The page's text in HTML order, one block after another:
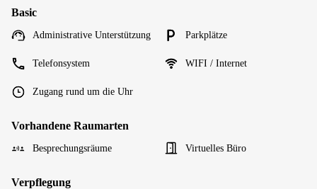
Basic
Administrative Unterstützung Parkplätze
Telefonsystem WIFI / Internet
Zugang rund um die Uhr
Vorhandene Raumarten
Besprechungsräume Virtuelles Büro
Verpflegung